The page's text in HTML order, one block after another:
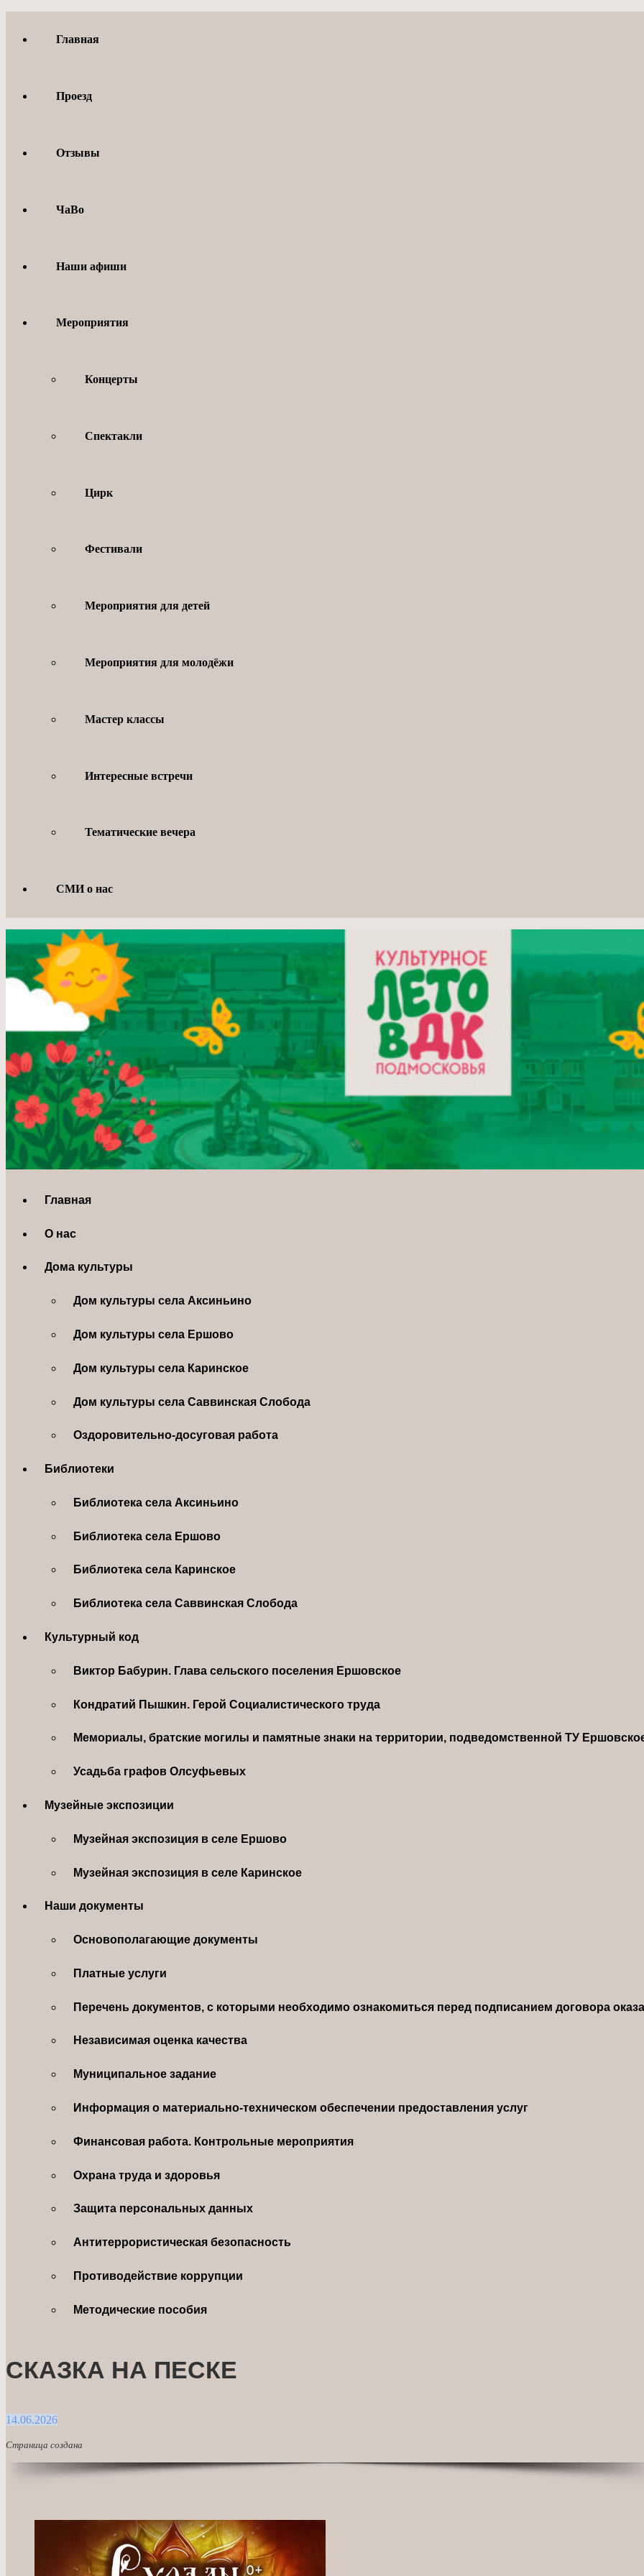
содержимомуГлавная
Проезд
Отзывы
ЧаВо
Наши афиши
Мероприятия
Концерты
Спектакли
Цирк
Фестивали
Мероприятия для детей
Мероприятия для молодёжи
Мастер классы
Интересные встречи
Тематические вечера
СМИ о нас
Главная
О нас
Дома культуры
Дом культуры села Аксиньино
Дом культуры села Ершово
Дом культуры села Каринское
Дом культуры села Саввинская Слобода
Оздоровительно-досуговая работа
Библиотеки
Библиотека села Аксиньино
Библиотека села Ершово
Библиотека села Каринское
Библиотека села Саввинская Слобода
Культурный код
Виктор Бабурин. Глава сельского поселения Ершовское
Кондратий Пышкин. Герой Социалистического труда
Мемориалы, братские могилы и памятные знаки на территории, подведомственной ТУ
Усадьба графов Олсуфьевых
Музейные экспозиции
Музейная экспозиция в селе Ершово
Музейная экспозиция в селе Каринское
Наши документы
Основополагающие документы
Платные услуги
Перечень документов, с которыми необходимо ознакомиться перед подписанием договора
Независимая оценка качества
Муниципальное задание
Информация о материально-техническом обеспечении предоставления услуг
Финансовая работа. Контрольные мероприятия
Охрана труда и здоровья
Защита персональных данных
Антитеррористическая безопасность
Противодействие коррупции
Методические пособия
СКАЗКА НА ПЕСКЕ
14.06.2026
Страница создана